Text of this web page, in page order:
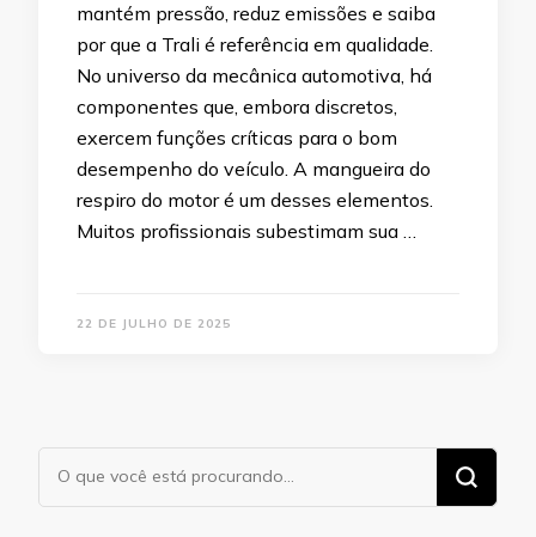
mantém pressão, reduz emissões e saiba
por que a Trali é referência em qualidade.
No universo da mecânica automotiva, há
componentes que, embora discretos,
exercem funções críticas para o bom
desempenho do veículo. A mangueira do
respiro do motor é um desses elementos.
Muitos profissionais subestimam sua …
22 DE JULHO DE 2025
Procurando
algo?